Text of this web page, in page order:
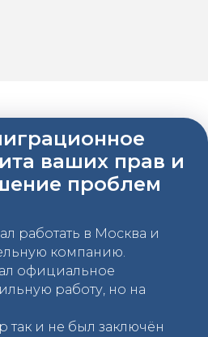
ваших прав и
проблем
работать в Москва и
компанию.
официальное
работу, но на
так и не был заключён